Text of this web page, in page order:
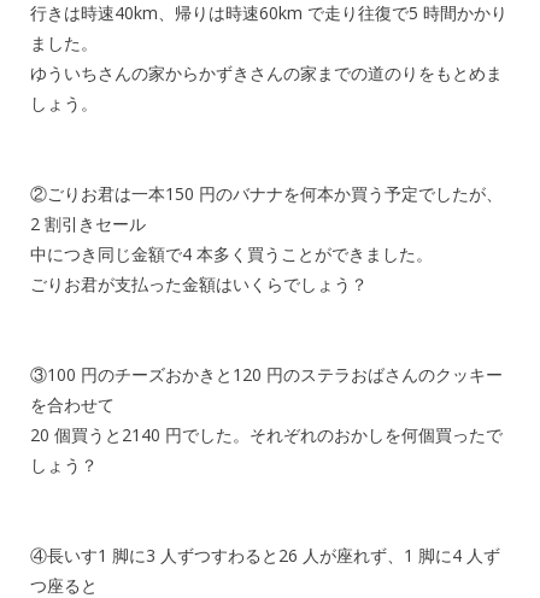
行きは時速40km、帰りは時速60km で走り往復で5 時間かかり
ました。
ゆういちさんの家からかずきさんの家までの道のりをもとめま
しょう。
②ごりお君は一本150 円のバナナを何本か買う予定でしたが、
2 割引きセール
中につき同じ金額で4 本多く買うことができました。
ごりお君が支払った金額はいくらでしょう？
③100 円のチーズおかきと120 円のステラおばさんのクッキー
を合わせて
20 個買うと2140 円でした。それぞれのおかしを何個買ったで
しょう？
④長いす1 脚に3 人ずつすわると26 人が座れず、1 脚に4 人ず
つ座ると